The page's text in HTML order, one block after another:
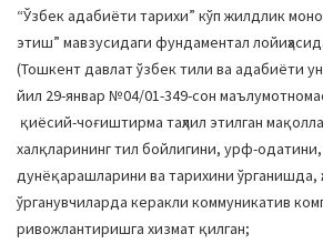
“Ўзбек адабиёти тарихи” кўп жилдлик
этиш” мавзусидаги фундаментал
(Тошкент давлат ўзбек тили ва адабиёти
йил 29-январ №04/01-349-сон
қиёсий-чоғиштирма таҳлил этилган
халқларининг тил бойлигини, урф-
дунёқарашларини ва тарихини ўрганишда,
ўрганувчиларда керакли коммуникатив
ривожлантиришга хизмат қилган;